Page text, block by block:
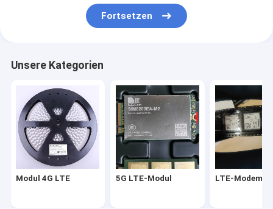
Modul für drahtlose Router
Fortsetzen
Unsere Kategorien
Modul 4G LTE 5G LTE-Modul LTE-